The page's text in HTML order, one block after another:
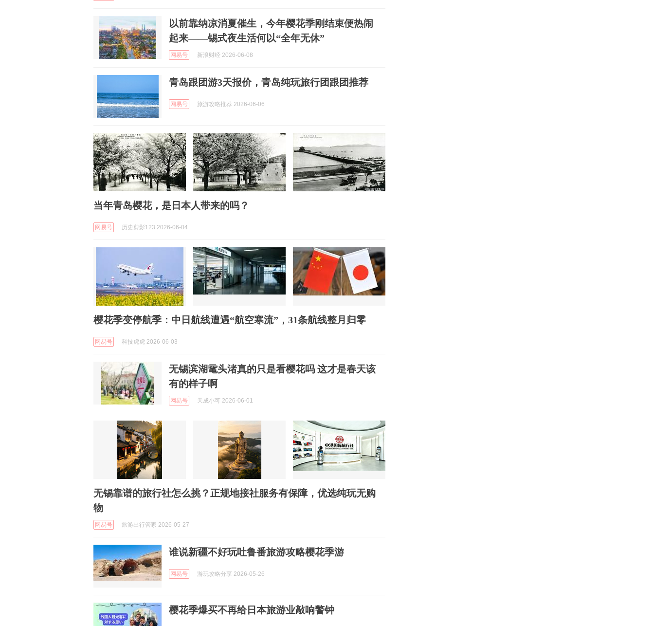
以前靠纳凉消夏催生，今年樱花季刚结束便热闹
起来——锡式夜生活何以“全年无休”
网易号 新浪财经 2026-06-08
青岛跟团游3天报价，青岛纯玩旅行团跟团推荐
网易号 旅游攻略推荐 2026-06-06
当年青岛樱花，是日本人带来的吗？
网易号 历史剪影123 2026-06-04
樱花季变停航季：中日航线遭遇“航空寒流”，31条航线整月归零
网易号 科技虎虎 2026-06-03
无锡滨湖鼋头渚真的只是看樱花吗 这才是春天该
有的样子啊
网易号 天成小可 2026-06-01
无锡靠谱的旅行社怎么挑？正规地接社服务有保障，优选纯玩无购
物
网易号 旅游出行管家 2026-05-27
谁说新疆不好玩吐鲁番旅游攻略樱花季游
网易号 游玩攻略分享 2026-05-26
樱花季爆买不再给日本旅游业敲响警钟